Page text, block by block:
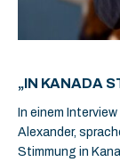
„IN KANADA
In einem
Alexander,
Stimmung in